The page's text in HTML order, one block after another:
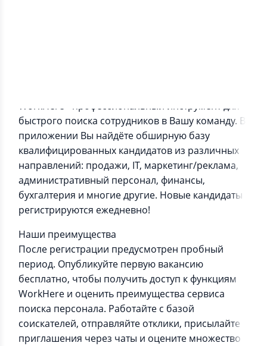
WorkHere - профессиональный инструмент для
быстрого поиска сотрудников в Вашу команду. В
приложении Вы найдёте обширную базу
квалифицированных кандидатов из различных
направлений: продажи, IT, маркетинг/реклама,
административный персонал, финансы,
бухгалтерия и многие другие. Новые кандидаты
регистрируются ежедневно!
Наши преимущества
После регистрации предусмотрен пробный
период. Опубликуйте первую вакансию
бесплатно, чтобы получить доступ к функциям
WorkHere и оценить преимущества сервиса
поиска персонала. Работайте с базой
соискателей, отправляйте отклики, присылайте
приглашения через чаты и оцените множество